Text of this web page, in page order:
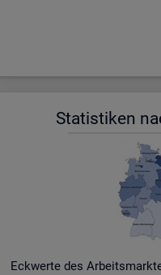
Sta­tis­ti­ken
Eck­wer­te des